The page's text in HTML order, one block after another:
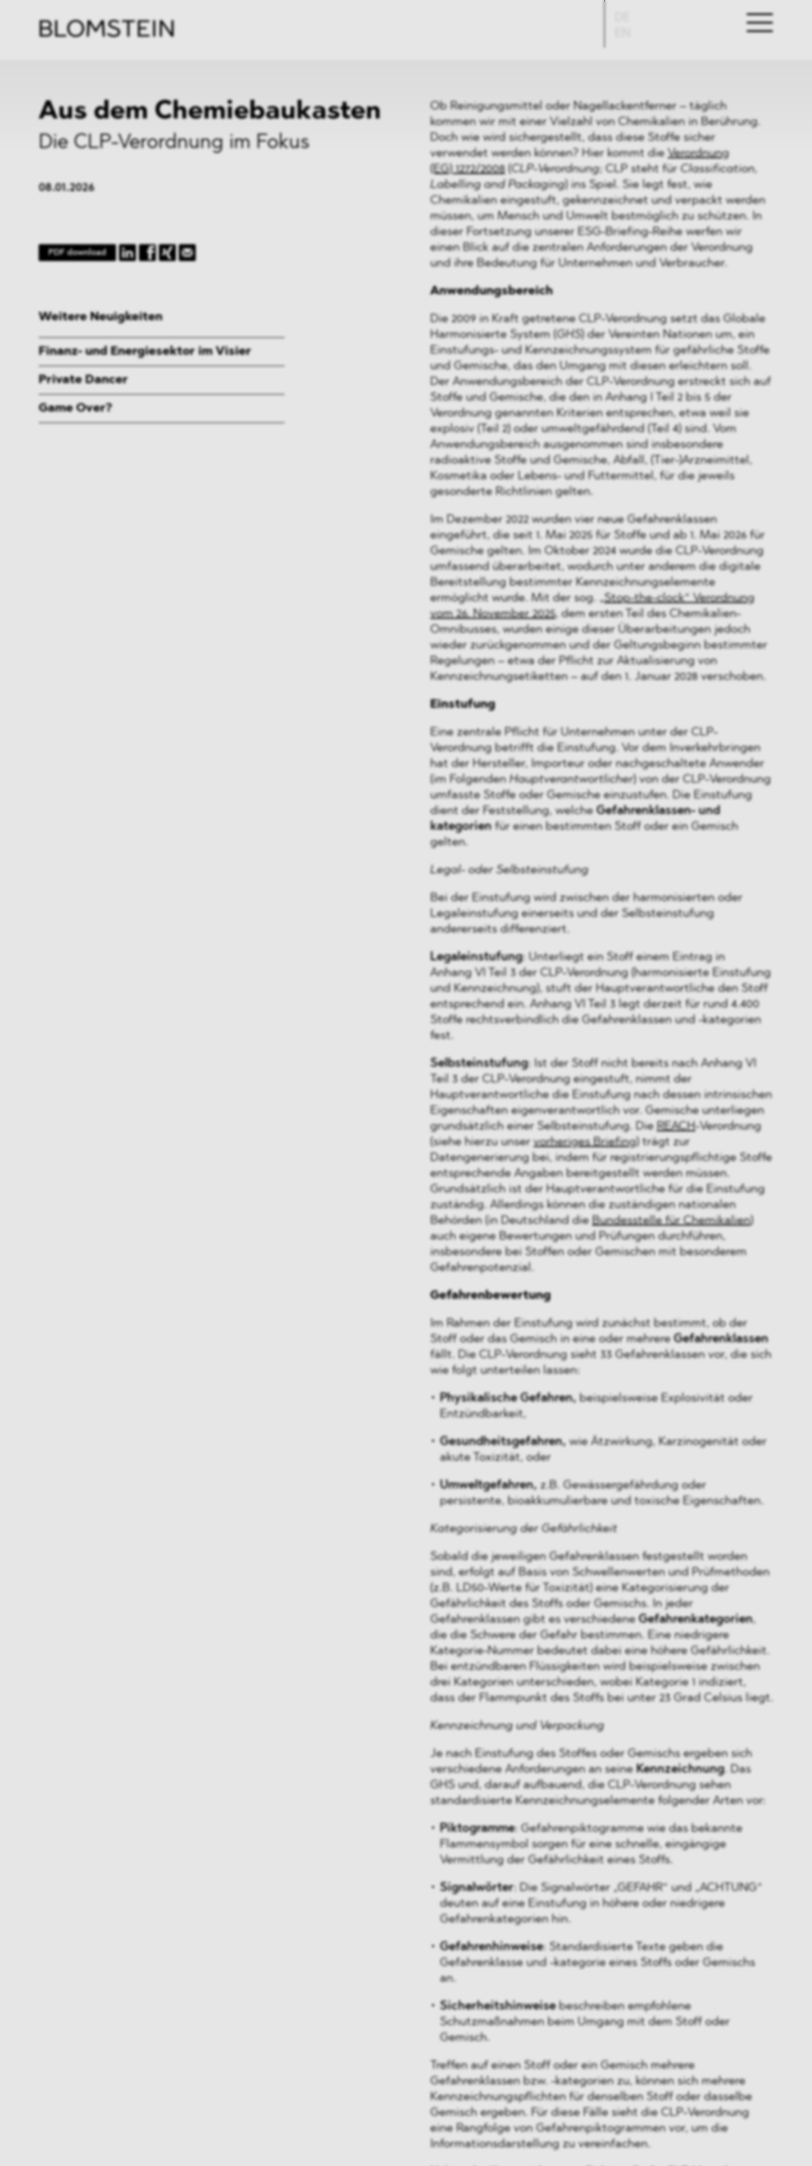
Aus dem Chemiebaukasten
Die CLP-Verordnung im Fokus
08.01.2026
PDF download
Ob Reinigungsmittel oder Nagellackentferner – täglich
kommen wir mit einer Vielzahl von Chemikalien in Berührung.
Doch wie wird sichergestellt, dass diese Stoffe sicher
verwendet werden können? Hier kommt dieVerordnung
(EG) 1272/2008( CLP-Verordnung; CLP steht fürClassification,
Labelling and Packaging) ins Spiel. Sie legt fest, wie
Chemikalien eingestuft, gekennzeichnet und verpackt werden
müssen, um Mensch und Umwelt bestmöglich zu schützen. In
dieser Fortsetzung unserer ESG-Briefing-Reihe werfen wir
einen Blick auf die zentralen Anforderungen der Verordnung
und ihre Bedeutung für Unternehmen und Verbraucher.
Anwendungsbereich
Die 2009 in Kraft getretene CLP-Verordnung setzt das Globale
Harmonisierte System GHS) der Vereinten Nationen um, ein
Einstufungs- und Kennzeichnungssystem für gefährliche Stoffe
und Gemische, das den Umgang mit diesen erleichtern soll.
Der Anwendungsbereich der CLP-Verordnung erstreckt sich auf
Stoffe und Gemische, die den in Anhang I Teil 2 bis 5 der
Verordnung genannten Kriterien entsprechen, etwa weil sie
explosiv (Teil 2) oder umweltgefährdend (Teil 4) sind. Vom
Anwendungsbereich ausgenommen sind insbesondere
radioaktive Stoffe und Gemische, Abfall, (Tier-)Arzneimittel,
Kosmetika oder Lebens- und Futtermittel, für die jeweils
gesonderte Richtlinien gelten.
Im Dezember 2022 wurden vier neue Gefahrenklassen
eingeführt, die seit 1. Mai 2025 für Stoffe und ab 1. Mai 2026 für
Gemische gelten. Im Oktober 2024 wurde die CLP-Verordnung
umfassend überarbeitet, wodurch unter anderem die digitale
Bereitstellung bestimmter Kennzeichnungselemente
ermöglicht wurde. Mit der sog. „Stop-the-clock“ Verordnung
vom 26. November 2025, dem ersten Teil des Chemikalien-
Omnibusses, wurden einige dieser Überarbeitungen jedoch
wieder zurückgenommen und der Geltungsbeginn bestimmter
Regelungen – etwa der Pflicht zur Aktualisierung von
Kennzeichnungsetiketten – auf den 1. Januar 2028 verschoben.
Einstufung
Eine zentrale Pflicht für Unternehmen unter der CLP-
Verordnung betrifft die Einstufung. Vor dem Inverkehrbringen
hat der Hersteller, Importeur oder nachgeschaltete Anwender
(im Folgenden Hauptverantwortlicher) von der CLP-Verordnung
umfasste Stoffe oder Gemische einzustufen. Die Einstufung
dient der Feststellung, welcheGefahrenklassen- und
kategorienfür einen bestimmten Stoff oder ein Gemisch
gelten.
Legal- oder Selbsteinstufung
Bei der Einstufung wird zwischen der harmonisierten oder
Legaleinstufung einerseits und der Selbsteinstufung
andererseits differenziert.
Legaleinstufung: Unterliegt ein Stoff einem Eintrag in
Anhang VI Teil 3 der CLP-Verordnung (harmonisierte Einstufung
und Kennzeichnung), stuft der Hauptverantwortliche den Stoff
entsprechend ein. Anhang VI Teil 3 legt derzeit für rund 4.400
Stoffe rechtsverbindlich die Gefahrenklassen und -kategorien
fest.
Selbsteinstufung: Ist der Stoff nicht bereits nach Anhang VI
Teil 3 der CLP-Verordnung eingestuft, nimmt der
Hauptverantwortliche die Einstufung nach dessen intrinsischen
Eigenschaften eigenverantwortlich vor. Gemische unterliegen
grundsätzlich einer Selbsteinstufung. Die REACH-Verordnung
(siehe hierzu unservorheriges Briefing) trägt zur
Datengenerierung bei, indem für registrierungspflichtige Stoffe
entsprechende Angaben bereitgestellt werden müssen.
Grundsätzlich ist der Hauptverantwortliche für die Einstufung
zuständig. Allerdings können die zuständigen nationalen
Behörden (in Deutschland die Bundesstelle für Chemikalien)
auch eigene Bewertungen und Prüfungen durchführen,
insbesondere bei Stoffen oder Gemischen mit besonderem
Gefahrenpotenzial.
Gefahrenbewertung
Im Rahmen der Einstufung wird zunächst bestimmt, ob der
Stoff oder das Gemisch in eine oder mehrereGefahrenklassen
fällt. Die CLP-Verordnung sieht 33 Gefahrenklassen vor, die sich
wie folgt unterteilen lassen:
Physikalische Gefahren,beispielsweise Explosivität oder
Entzündbarkeit,
Gesundheitsgefahren, wie Ätzwirkung, Karzinogenität oder
akute Toxizität, oder
Umweltgefahren,z.B. Gewässergefährdung oder
persistente, bioakkumulierbare und toxische Eigenschaften.
Kategorisierung der Gefährlichkeit
Sobald die jeweiligen Gefahrenklassen festgestellt worden
sind, erfolgt auf Basis von Schwellenwerten und Prüfmethoden
(z.B. LD50-Werte für Toxizität) eine Kategorisierung der
Gefährlichkeit des Stoffs oder Gemischs. In jeder
Gefahrenklassen gibt es verschiedeneGefahrenkategorien,
die die Schwere der Gefahr bestimmen. Eine niedrigere
Kategorie-Nummer bedeutet dabei eine höhere Gefährlichkeit.
Bei entzündbaren Flüssigkeiten wird beispielsweise zwischen
drei Kategorien unterschieden, wobei Kategorie 1 indiziert,
dass der Flammpunkt des Stoffs bei unter 23 Grad Celsius liegt.
Kennzeichnung und Verpackung
Je nach Einstufung des Stoffes oder Gemischs ergeben sich
verschiedene Anforderungen an seineKennzeichnung. Das
GHS und, darauf aufbauend, die CLP-Verordnung sehen
standardisierte Kennzeichnungselemente folgender Arten vor:
Piktogramme: Gefahrenpiktogramme wie das bekannte
Flammensymbol sorgen für eine schnelle, eingängige
Vermittlung der Gefährlichkeit eines Stoffs.
Signalwörter: Die Signalwörter „GEFAHR“ und „ACHTUNG“
deuten auf eine Einstufung in höhere oder niedrigere
Gefahrenkategorien hin.
Gefahrenhinweise: Standardisierte Texte geben die
Gefahrenklasse und -kategorie eines Stoffs oder Gemischs
an.
Sicherheitshinweisebeschreiben empfohlene
Schutzmaßnahmen beim Umgang mit dem Stoff oder
Gemisch.
Treffen auf einen Stoff oder ein Gemisch mehrere
Gefahrenklassen bzw. -kategorien zu, können sich mehrere
Kennzeichnungspflichten für denselben Stoff oder dasselbe
Gemisch ergeben. Für diese Fälle sieht die CLP-Verordnung
eine Rangfolge von Gefahrenpiktogrammen vor, um die
Informationsdarstellung zu vereinfachen.
Weitere Neuigkeiten
Finanz- und Energiesektor im Visier
Private Dancer
Game Over?